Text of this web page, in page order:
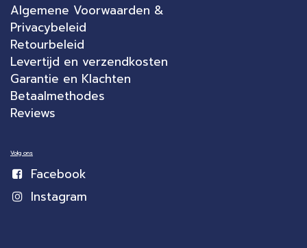
Algemene Voorwaarden &
Privacybeleid
Retourbeleid
Levertijd en verzendkosten
Garantie en Klachten
Betaalmethodes
Reviews
Volg ons
Facebook
Instagram